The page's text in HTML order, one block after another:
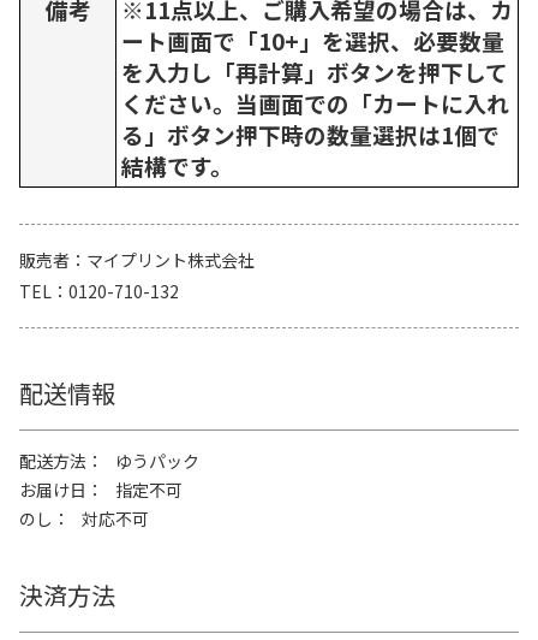
備考
※11点以上、ご購入希望の場合は、カ
ート画面で「10+」を選択、必要数量
を入力し「再計算」ボタンを押下して
ください。当画面での「カートに入れ
る」ボタン押下時の数量選択は1個で
結構です。
販売者
マイプリント株式会社
TEL
0120-710-132
配送情報
配送方法
ゆうパック
お届け日
指定不可
のし
対応不可
決済方法